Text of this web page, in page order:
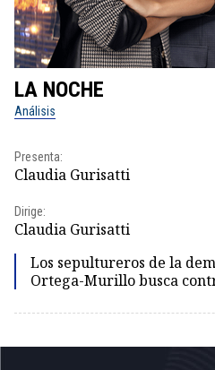
LA NOCHE
Análisis
Presenta:
Claudia Gurisatti
Dirige:
Claudia Gurisatti
Los sepultureros de la
Ortega-Murillo busca
1